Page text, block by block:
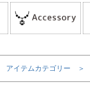
アイテムカテゴリー ＞